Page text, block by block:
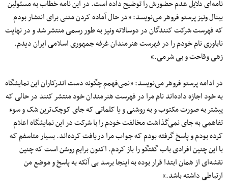
نامه‌ای دلایل عدم حضورش را توضیح داده است. در این نامه خطاب به مسئولین
بینال ونیز پرستو فروهر می‌نویسد: «در حال آماده کردن متنی برای انتشار بودم
که فهرست شرکت کنندگان در دوسالانه ونیز به طور رسمی منتشر شد و در نهایت
ناباوری نام خودم را در فهرست هنرمندان غرفه جمهوری اسلامی ایران دیدم.
زهی وقاحت و بی شرمی.»
در ادامه پرستو فروهر می‌نویسد: «نمی‌فهمم چگونه دست اندرکاران این نمایشگاه
به خود اجازه داده‌اند نام مرا در فهرست هنرمندان خود منتشر کنند در حالی که
پیشتر به صورت مکتوب و به روشنی و یا کلماتی که جای کوچک‌ترین شک و سوء
تفاهمی به جای نمی‌گذاشت مخالفت خودم را با شرکت در این نمایشگاه اعلام
کرده بودم و پاسخ گرفته بودم که جواب مرا دریافت کرده‌اند. بسیار متاسفم که
با این چنین افرادی باب گفتگو را باز کردم. اکنون برایم روشن است که چنین
نقشه‌ای از همان ابتدا قرار بوده به اینجا برسد بی آنکه به پاسخ و موضع من
ارتباطی داشته باشد.»